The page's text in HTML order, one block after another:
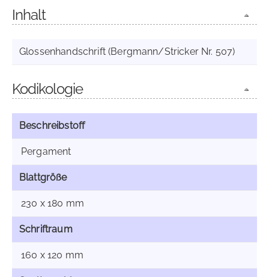
Inhalt
Glossenhandschrift (Bergmann/Stricker Nr. 507)
Kodikologie
Beschreibstoff
Pergament
Blattgröße
230 x 180 mm
Schriftraum
160 x 120 mm